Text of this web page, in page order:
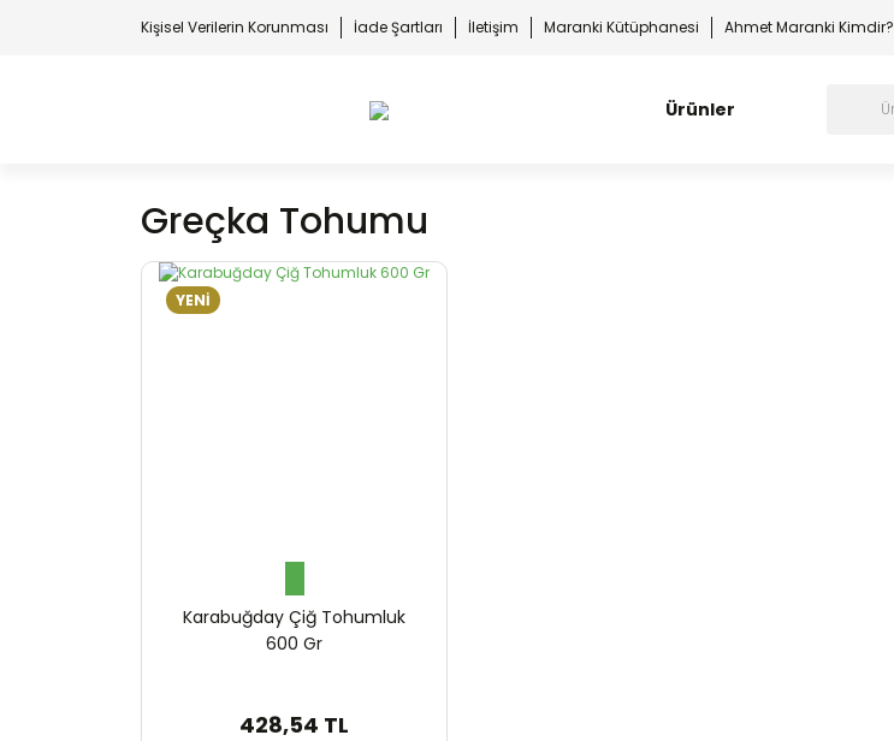
Kişisel Verilerin Korunması İade Şartları İletişim Maranki Kütüphanesi Ahmet Maranki Kimdir?
Ürünler
Greçka Tohumu
YENİ
Karabuğday Çiğ Tohumluk
600 Gr
428,54 TL